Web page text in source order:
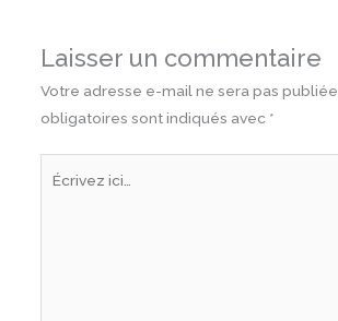
Laisser un commentaire
Votre adresse e-mail ne sera pas publiée.
obligatoires sont indiqués avec *